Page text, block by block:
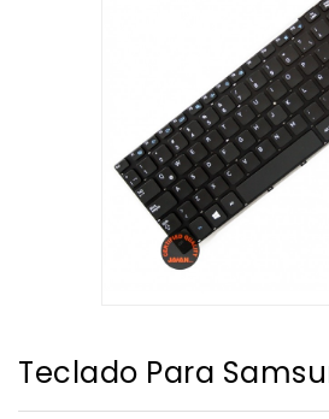
Teclado Para